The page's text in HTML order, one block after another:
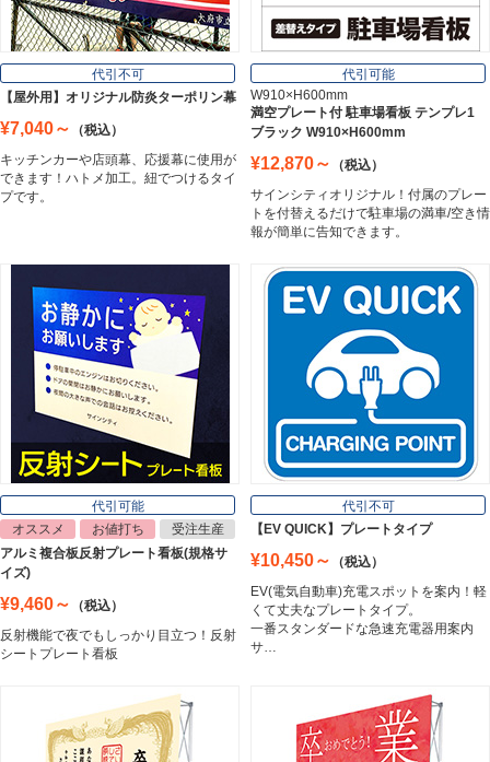
フレーム／看板枠
Frame
Magnet Sheet
インクジェットメディア
Inkjet Media
看板照明
Lighting Equipment
トラスコ中山
Trusco Nakayama
代引不可
【屋外用】オリジナル防炎ターポリン幕
¥7,040～
（税込）
キッチンカーや店頭幕、応援幕に使用が
できます！ハトメ加工。紐でつけるタイ
プです。
代引可能
W910×H600mm
満空プレート付 駐車場看板 テンプレ1
ブラック W910×H600mm
¥12,870～
（税込）
サインシティオリジナル！付属のプレー
トを付替えるだけで駐車場の満車/空き情
報が簡単に告知できます。
代引可能
オススメ
お値打ち
受注生産
アルミ複合板反射プレート看板(規格サ
イズ)
¥9,460～
（税込）
反射機能で夜でもしっかり目立つ！反射
シートプレート看板
代引不可
【EV QUICK】プレートタイプ
¥10,450～
（税込）
EV(電気自動車)充電スポットを案内！軽
くて丈夫なプレートタイプ。
一番スタンダードな急速充電器用案内
サ…